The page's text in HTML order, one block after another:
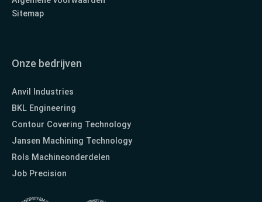
Sitemap
Onze bedrijven
Anvil Industries
BKL Engineering
Contour Covering Technology
Jansen Machining Technology
Rols Machineonderdelen
Job Precision